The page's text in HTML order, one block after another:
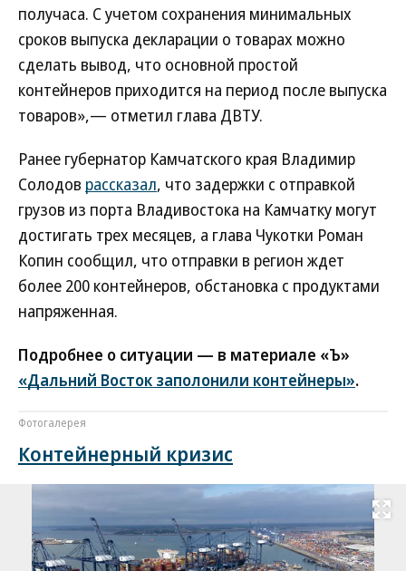
получаса. С учетом сохранения минимальных
сроков выпуска декларации о товарах можно
сделать вывод, что основной простой
контейнеров приходится на период после выпуска
товаров»,— отметил глава ДВТУ.
Ранее губернатор Камчатского края Владимир
Солодов рассказал, что задержки с отправкой
грузов из порта Владивостока на Камчатку могут
достигать трех месяцев, а глава Чукотки Роман
Копин сообщил, что отправки в регион ждет
более 200 контейнеров, обстановка с продуктами
напряженная.
Подробнее о ситуации — в материале «Ъ»
«Дальний Восток заполонили контейнеры».
Фотогалерея
Контейнерный кризис
Развернуть